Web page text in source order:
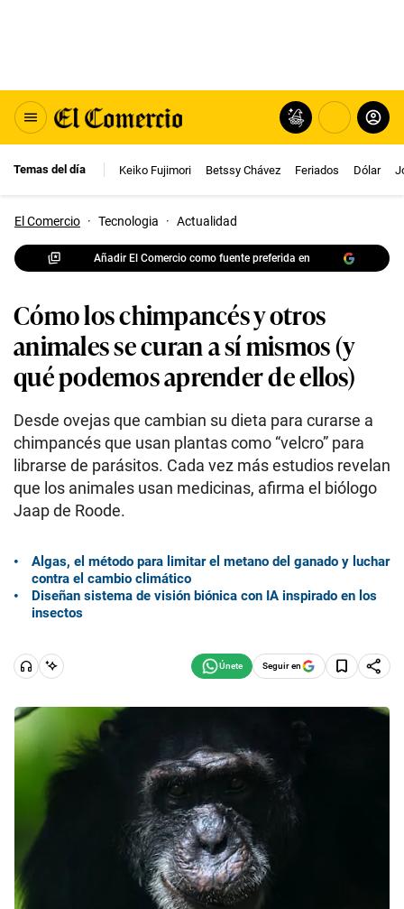
Temas del día Keiko Fujimori Betssy Chávez Feriados Dólar
El Comercio · Tecnologia · Actualidad
Añadir El Comercio como fuente preferida en
Cómo los chimpancés y otros
animales se curan a sí mismos (y
qué podemos aprender de ellos)
Desde ovejas que cambian su dieta para curarse a
chimpancés que usan plantas como “velcro” para
librarse de parásitos. Cada vez más estudios revelan
que los animales usan medicinas, afirma el biólogo
Jaap de Roode.
Algas, el método para limitar el metano del ganado y luchar
contra el cambio climático
Diseñan sistema de visión biónica con IA inspirado en los
insectos
Seguir en